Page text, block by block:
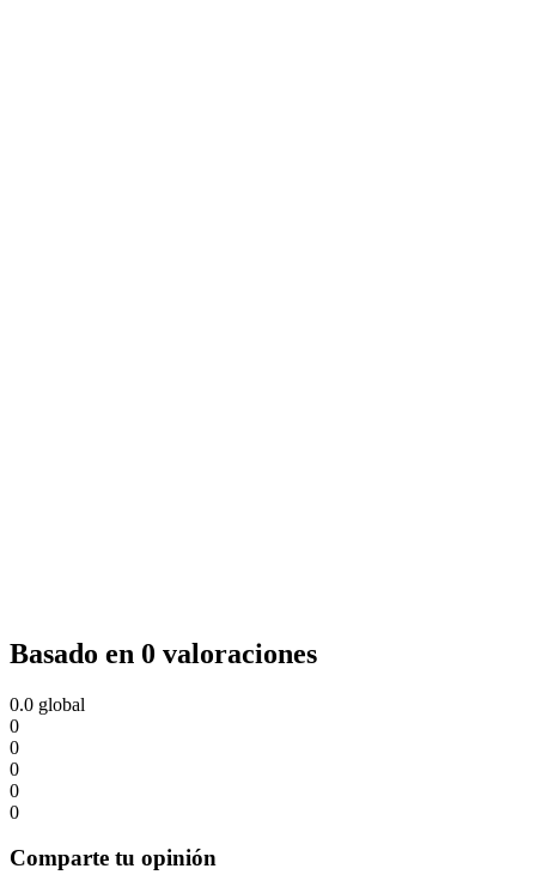
Basado en 0 valoraciones
0.0 global
0
0
0
0
0
Comparte tu opinión